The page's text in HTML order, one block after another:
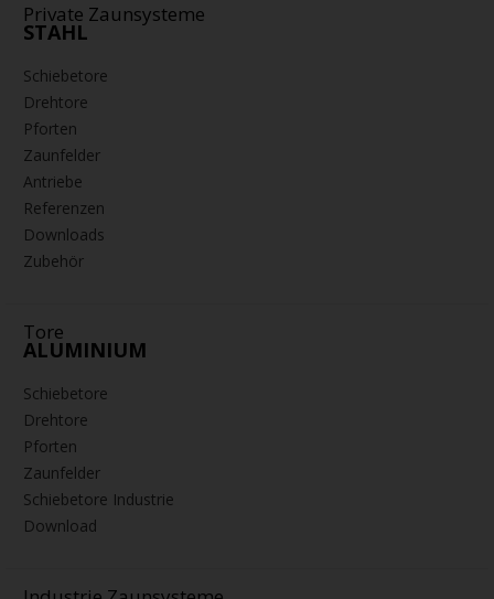
Private Zaunsysteme
STAHL
Schiebetore
Drehtore
Pforten
Zaunfelder
Antriebe
Referenzen
Downloads
Zubehör
Tore
ALUMINIUM
Schiebetore
Drehtore
Pforten
Zaunfelder
Schiebetore Industrie
Download